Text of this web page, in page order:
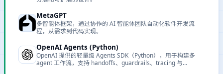
MetaGPT
多智能体框架，通过协作的 AI 智能体团队自动化软件开发流
程，从需求到代码实现。
OpenAI Agents (Python)
OpenAI 提供的轻量级 Agents SDK（Python），用于构建多
agent 工作流，支持 handoffs、guardrails、tracing 与